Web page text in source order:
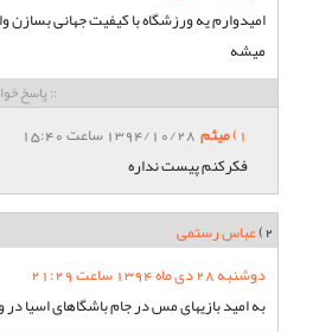
امیدوارم یه ورزشگاه با کیفیت جهانی
میشه
:: پاسخ
1) میثم1394/10/28 ساعت 15:40
فکرکنم پیست نداره
2) عباس رستمی
دوشنبه 28 دی ماه 1394 ساعت 21:29
به امید بازیهای مس در جام باشگاهای اسیا